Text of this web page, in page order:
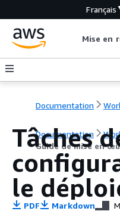
Français
Mise en
Documentation
Documentation
Guide de mise en
Tâches
le
PDF Markdown